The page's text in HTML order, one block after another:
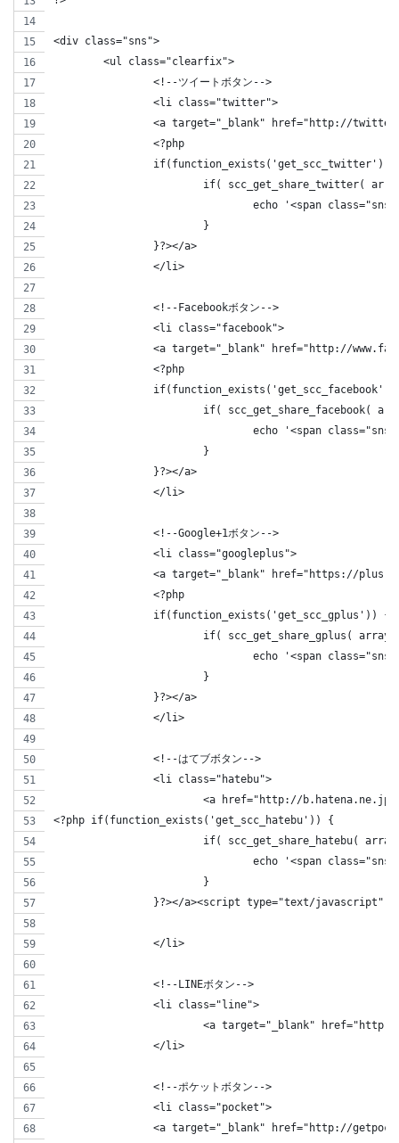
<div class="sns">
	<ul class="clearfix">
		<!--ツイートボタン-->
		<li class="twitter">
<a target="_blank" href="http://
		<?php
if(function_exists('get_scc_twitter'))
if( scc_get_share_twitter(
echo '<span
			}
		}?></a>
		</li>
		<!--Facebookボタン-->
		<li class="facebook">
<a target="_blank" href="http://
		<?php
if( scc_get_share_facebook(
echo '<span
			}
		}?></a>
		</li>
		<!--Google+1ボタン-->
		<li class="googleplus">
<a target="_blank" href="https://
		<?php
		if(function_exists('get_scc_gplus')) {
if( scc_get_share_gplus(
echo '<span
			}
		}?></a>
		</li>
		<!--はてブボタン-->
		<li class="hatebu">
<a href="http://
<?php if(function_exists('get_scc_hatebu')) {
if( scc_get_share_hatebu(
echo '<span
			}
}?></a><script type="text/
		</li>
		<!--LINEボタン-->
		<li class="line">
<a target="_blank"
		</li>
		<!--ポケットボタン-->
		<li class="pocket">
<a target="_blank" href="http://